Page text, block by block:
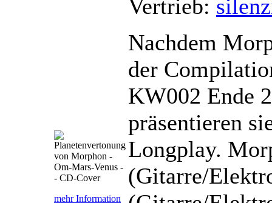
mehr Information
Vertrieb:
Nachdem
der
KW002 Ende
präsentieren
Longplay.
(Gitarre/